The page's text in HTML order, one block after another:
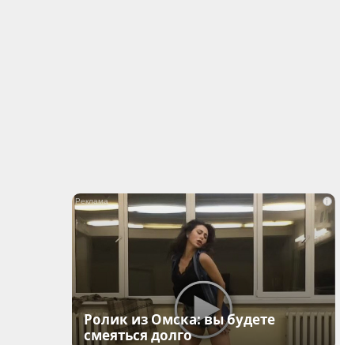
i
Ролик из Омска: вы будете
смеяться долго